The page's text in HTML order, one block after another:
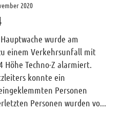
2020
wurde am
einem Verkehrsunfall mit
Höhe Techno-Z alarmiert.
konnte ein
Personen
Personen wurden vo...